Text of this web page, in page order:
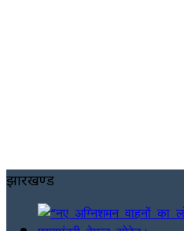
झारखण्ड